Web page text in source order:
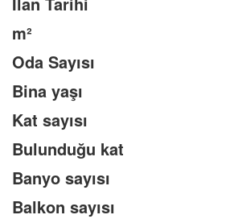
m²
Oda Sayısı
Bina yaşı
Kat sayısı
Bulunduğu kat
Banyo sayısı
Balkon sayısı